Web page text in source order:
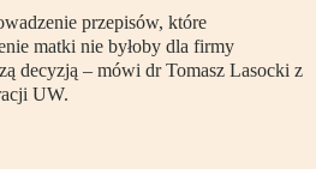
przepisów, które
matki nie byłoby dla firmy
decyzją – mówi dr Tomasz Lasocki z
UW.